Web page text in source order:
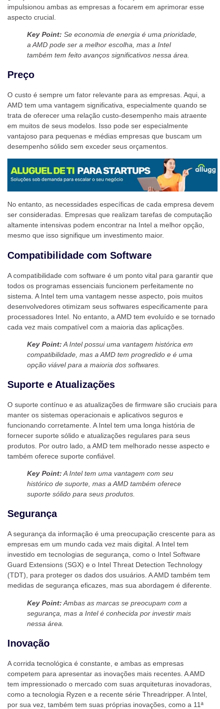
impulsionou ambas as empresas a focarem em aprimorar esse
aspecto crucial.
Key Point: Se economia de energia é uma prioridade,
a AMD pode ser a melhor escolha, mas a Intel
também tem feito avanços significativos nessa área.
Preço
O custo é sempre um fator relevante para as empresas. Aqui, a
AMD tem uma vantagem significativa, especialmente quando se
trata de oferecer uma relação custo-desempenho mais atraente
em muitos de seus modelos. Isso pode ser especialmente
vantajoso para pequenas e médias empresas que buscam um
desempenho sólido sem exceder seus orçamentos.
No entanto, as necessidades específicas de cada empresa devem
ser consideradas. Empresas que realizam tarefas de computação
altamente intensivas podem encontrar na Intel a melhor opção,
mesmo que isso signifique um investimento maior.
Compatibilidade com Software
A compatibilidade com software é um ponto vital para garantir que
todos os programas essenciais funcionem perfeitamente no
sistema. A Intel tem uma vantagem nesse aspecto, pois muitos
desenvolvedores otimizam seus softwares especificamente para
processadores Intel. No entanto, a AMD tem evoluído e se tornado
cada vez mais compatível com a maioria das aplicações.
Key Point: A Intel possui uma vantagem histórica em
compatibilidade, mas a AMD tem progredido e é uma
opção viável para a maioria dos softwares.
Suporte e Atualizações
O suporte contínuo e as atualizações de firmware são cruciais para
manter os sistemas operacionais e aplicativos seguros e
funcionando corretamente. A Intel tem uma longa história de
fornecer suporte sólido e atualizações regulares para seus
produtos. Por outro lado, a AMD tem melhorado nesse aspecto e
também oferece suporte confiável.
Key Point:A Intel tem uma vantagem com seu
histórico de suporte, mas a AMD também oferece
suporte sólido para seus produtos.
Segurança
A segurança da informação é uma preocupação crescente para as
empresas em um mundo cada vez mais digital. A Intel tem
investido em tecnologias de segurança, como o Intel Software
Guard Extensions (SGX) e o Intel Threat Detection Technology
(TDT), para proteger os dados dos usuários. A AMD também tem
medidas de segurança eficazes, mas sua abordagem é diferente.
Key Point: Ambas as marcas se preocupam com a
segurança, mas a Intel é conhecida por investir mais
nessa área.
Inovação
A corrida tecnológica é constante, e ambas as empresas
competem para apresentar as inovações mais recentes. A AMD
tem impressionado o mercado com suas arquiteturas inovadoras,
como a tecnologia Ryzen e a recente série Threadripper. A Intel,
por sua vez, também tem suas próprias inovações, como a 11ª